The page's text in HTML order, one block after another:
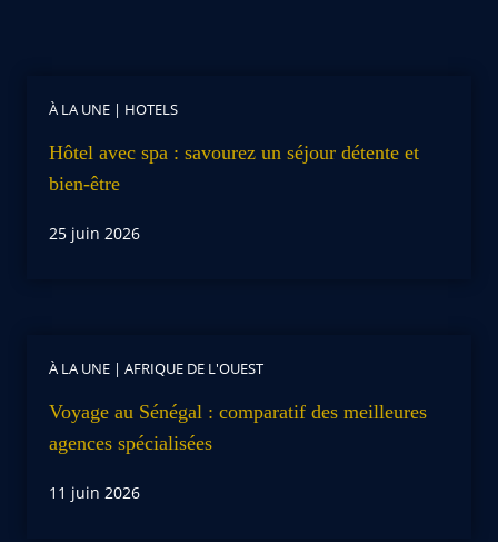
À LA UNE | HOTELS
Hôtel avec spa : savourez un séjour détente et
bien-être
25 juin 2026
À LA UNE | AFRIQUE DE L'OUEST
Voyage au Sénégal : comparatif des meilleures
agences spécialisées
11 juin 2026